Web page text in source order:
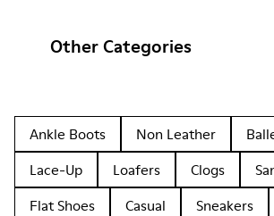
Other Categories
Ankle Boots Non Leather
Lace-Up
Loafers Clogs
Flat Shoes
Casual Sneakers